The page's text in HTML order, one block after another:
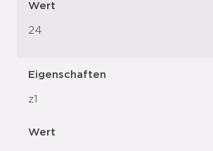
Wert
24
Eigenschaften
z1
Wert